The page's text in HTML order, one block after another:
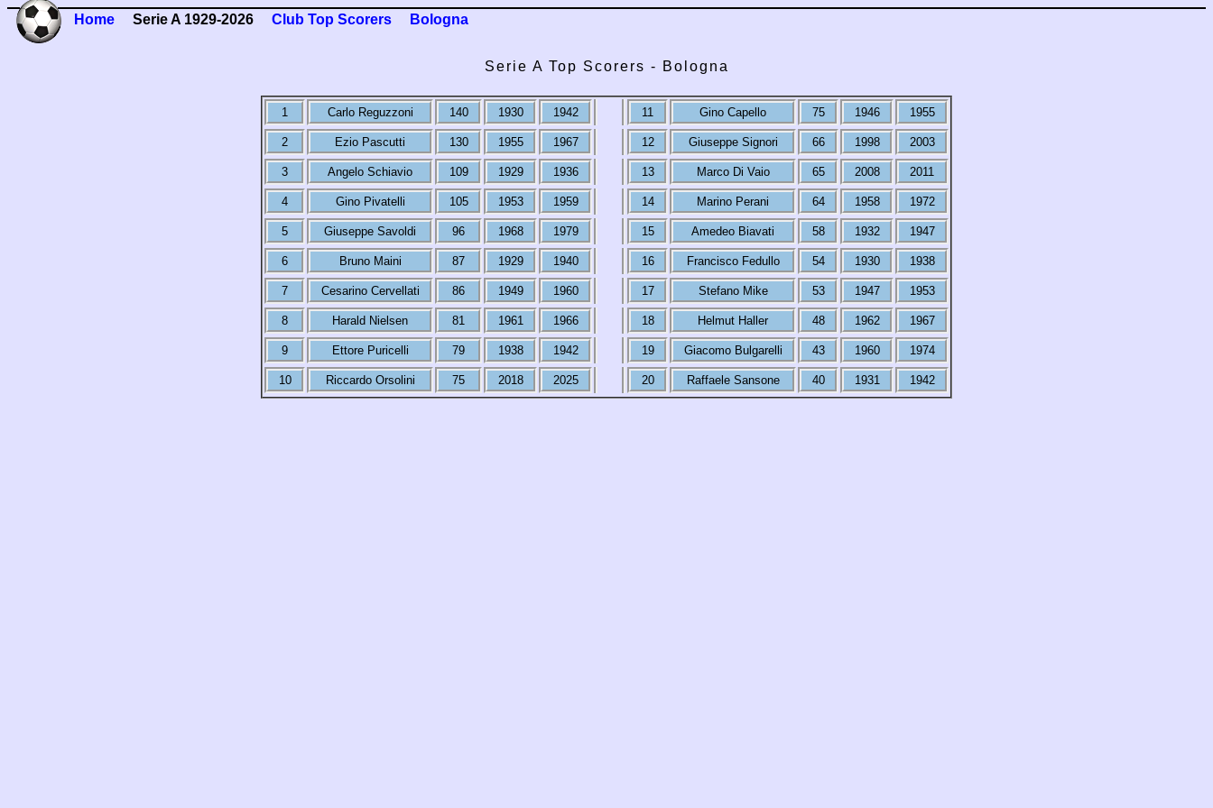
Home Serie A 1929-2026 Club Top Scorers Bologna
Serie A Top Scorers - Bologna
1 Carlo Reguzzoni 140 1930 1942 11 Gino Capello 75 1946 1955
2 Ezio Pascutti 130 1955 1967 12 Giuseppe Signori 66 1998 2003
3 Angelo Schiavio 109 1929 1936 13 Marco Di Vaio 65 2008 2011
4 Gino Pivatelli 105 1953 1959 14 Marino Perani 64 1958 1972
5 Giuseppe Savoldi 96 1968 1979 15 Amedeo Biavati 58 1932 1947
6 Bruno Maini 87 1929 1940 16 Francisco Fedullo 54 1930 1938
7 Cesarino Cervellati 86 1949 1960 17 Stefano Mike 53 1947 1953
8 Harald Nielsen 81 1961 1966 18 Helmut Haller 48 1962 1967
9 Ettore Puricelli 79 1938 1942 19 Giacomo Bulgarelli 43 1960 1974
10 Riccardo Orsolini 75 2018 2025 20 Raffaele Sansone 40 1931 1942